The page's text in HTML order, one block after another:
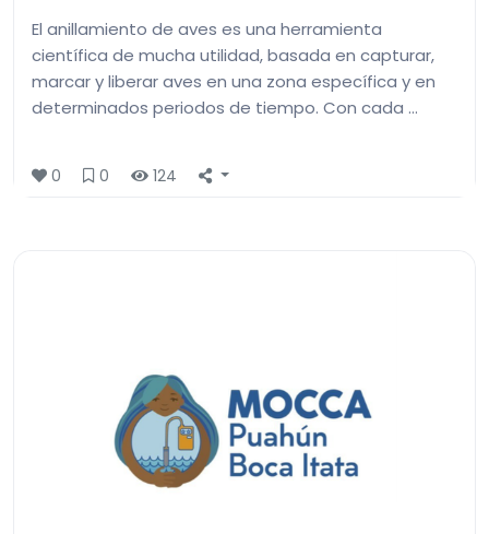
El anillamiento de aves es una herramienta
científica de mucha utilidad, basada en capturar,
marcar y liberar aves en una zona específica y en
determinados periodos de tiempo. Con cada …
0 0 124